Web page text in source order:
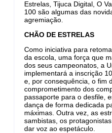
Estrelas, Tijuca Digital, O
100 são algumas das
agremiação.
CHÃO DE ESTRELAS
Como iniciativa para
da escola, uma força que
dos seus campeonatos, a
implementará a inscrição
e, por consequência, o fim
comprometimento dos
passaporte para o desfile,
dança de forma dedicada
máximas. Outra vez, as
sambistas, os
dar voz ao espetáculo.